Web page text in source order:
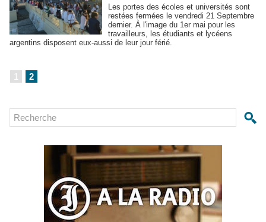
Les portes des écoles et universités sont
restées fermées le vendredi 21 Septembre
dernier. À l'image du 1er mai pour les
travailleurs, les étudiants et lycéens
argentins disposent eux-aussi de leur jour férié.
1 2